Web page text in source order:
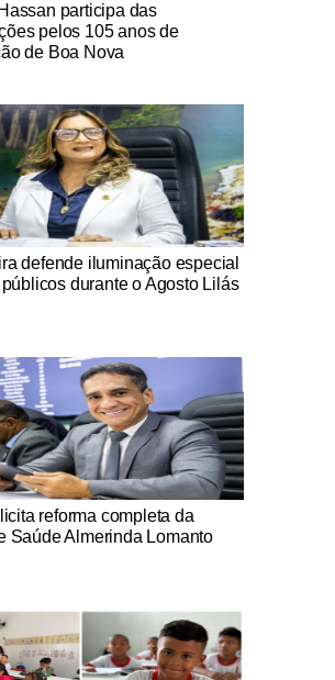
participa das
pelos 105 anos de
de Boa Nova
defende iluminação especial
durante o Agosto Lilás
reforma completa da
Saúde Almerinda Lomanto